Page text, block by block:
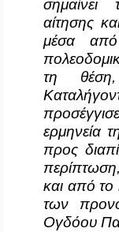
αίτησης
μέσα
τη θέση,
ερμηνεία
προς
και από το
των
Ογδόου